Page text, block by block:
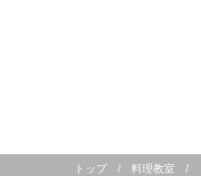
トップ 料理教室